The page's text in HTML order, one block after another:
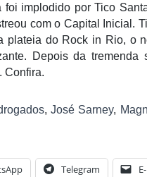
implodido por Tico
com o Capital Inicial.
plateia do Rock in Rio, o
Depois da
Confira.
, José Sarney,
Telegram